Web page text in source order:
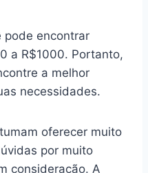
pode encontrar
a R$1000. Portanto,
a melhor
necessidades.
oferecer muito
por muito
consideração. A